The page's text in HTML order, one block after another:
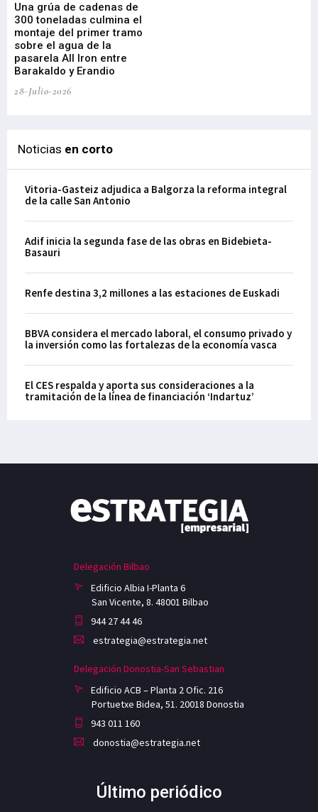
Una grúa de cadenas de
300 toneladas culmina el
montaje del primer tramo
sobre el agua de la
pasarela All Iron entre
Barakaldo y Erandio
28-Julio-2026
Noticias en corto
Vitoria-Gasteiz adjudica a Balgorza la reforma integral
de la calle San Antonio
Adif inicia la segunda fase de las obras en Bidebieta-
Basauri
Renfe destina 3,2 millones a las estaciones de Euskadi
BBVA considera el mercado laboral, el consumo privado y
la inversión como las fortalezas de la economía vasca
El CES respalda y aporta sus consideraciones a la
tramitación de la línea de financiación ‘Indartuz’
Delegación Bilbao
Edificio Albia I-Planta 6
San Vicente, 8. 48001 Bilbao
944 27 44 46
estrategia@estrategia.net
Delegación Donostia-San Sebastian
Edificio ACB – Planta 2 Ofic. 216
Portuetxe Bidea, 51. 20018 Donostia
943 011 160
donostia@estrategia.net
Último periódico